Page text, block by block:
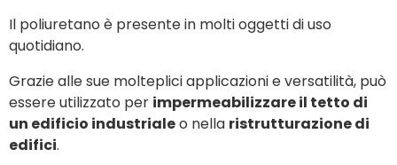
Il poliuretano è presente in molti oggetti di uso
quotidiano.
Grazie alle sue molteplici applicazioni e versatilità, può
essere utilizzato per impermeabilizzare il tetto di
un edificio industrialeo nella ristrutturazione di
edifici.